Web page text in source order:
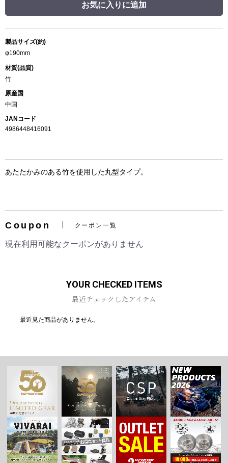
お気に入りに追加
製品サイズ(約)
φ190mm
材質(品質)
竹
原産国
中国
JANコード
4986448416091
あたたかみのある竹を使用した丸型タイプ。
Coupon クーポン一覧
現在利用可能なクーポンがありません
YOUR CHECKED ITEMS
最近チェックしたアイテム
最近見た商品がありません。